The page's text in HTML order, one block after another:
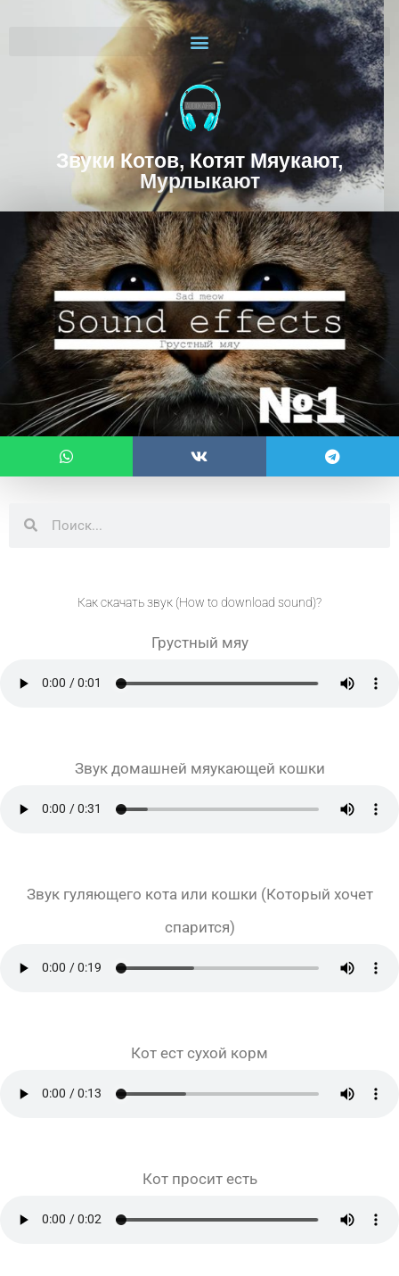
Звуки Котов, Котят Мяукают,
Мурлыкают
Как скачать звук (How to download sound)?
Грустный мяу
Звук домашней мяукающей кошки
Звук гуляющего кота или кошки (Который хочет
спарится)
Кот ест сухой корм
Кот просит есть